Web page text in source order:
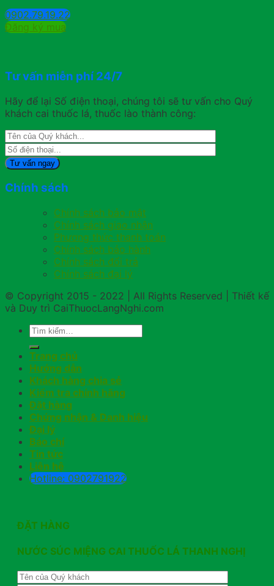
0902.79.19.22
Đăng ký mua
Tư vấn miễn phí 24/7
Hãy để lại Số điện thoại, chúng tôi sẽ tư vấn cho Quý
khách cai thuốc lá, thuốc lào thành công:
Chính sách
Chính sách bảo mật
Chính sách giao nhận
Phương thức thanh toán
Chính sách bảo hành
Chính sách đổi trả
Chính sách đại lý
© Copyright 2015 - 2022 | All Rights Reserved | Thiết kế
và Duy trì CaiThuocLangNghi.com
Trang chủ
Hướng dẫn
Khách hàng chia sẻ
Kiểm tra chính hãng
Đặt hàng
Chứng nhận & Danh hiệu
Đại lý
Báo chí
Tin tức
Liên hệ
Hotline: 0902791922
ĐẶT HÀNG
NƯỚC SÚC MIỆNG CAI THUỐC LÁ THANH NGHỊ